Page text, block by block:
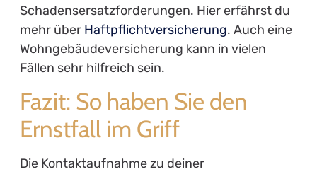
Schadensersatzforderungen. Hier erfährst du
mehr über Haftpflichtversicherung. Auch eine
Wohngebäudeversicherung kann in vielen
Fällen sehr hilfreich sein.
Fazit: So haben Sie den
Ernstfall im Griff
Die Kontaktaufnahme zu deiner